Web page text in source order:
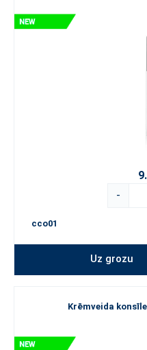
-
cco01
Uz grozu
Krēmveida